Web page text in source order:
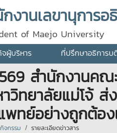
งานเลขานุการ
of Maejo University
ผู้บริหาร ที่ปรึกษาอธิการบ
สำนักงานคณ
วิทยาลัยแม่โจ้ ส่
พทย์อย่างถูกต้อ
จกรรม รายละเอียดข่าวสาร